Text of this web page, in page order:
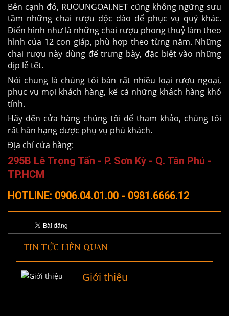
Bên cạnh đó, RUOUNGOAI.NET cũng không ngững sưu
tầm những chai rượu độc đáo để phục vụ quý khác.
Điển hình như là những chai rượu phong thuỷ làm theo
hình của 12 con giáp, phù hợp theo từng năm. Những
chai rượu này dùng để trưng bày, đặc biệt vào những
dịp lễ tết.
Nói chung là chúng tôi bán rất nhiều loại rượu ngoại,
phục vụ mọi khách hàng, kể cả những khách hàng khó
tính.
Hãy đến cửa hàng chúng tôi để tham khảo, chúng tôi
rất hân hạng được phụ vụ phú khách.
Địa chỉ cửa hàng:
295B Lê Trọng Tấn - P. Sơn Kỳ - Q. Tân Phú -
TP.HCM
HOTLINE: 0906.04.01.00 - 0981.6666.12
TIN TỨC LIÊN QUAN
Giới thiệu